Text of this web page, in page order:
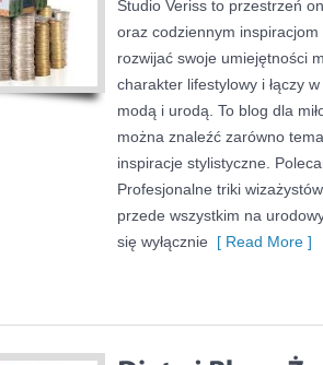
Studio Veriss to przestrzeń
oraz codziennym
rozwijać swoje umiejętności
charakter lifestylowy i łączy
modą i urodą. To blog dla
można znaleźć zarówno
inspiracje stylistyczne.
Profesjonalne triki
przede wszystkim na
się wyłącznie [ Read More ]